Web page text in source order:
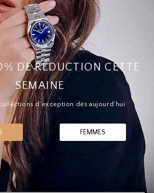
DE RÉDUCTION CETTE
SEMAINE
d’exception dès aujourd’hui
FEMMES